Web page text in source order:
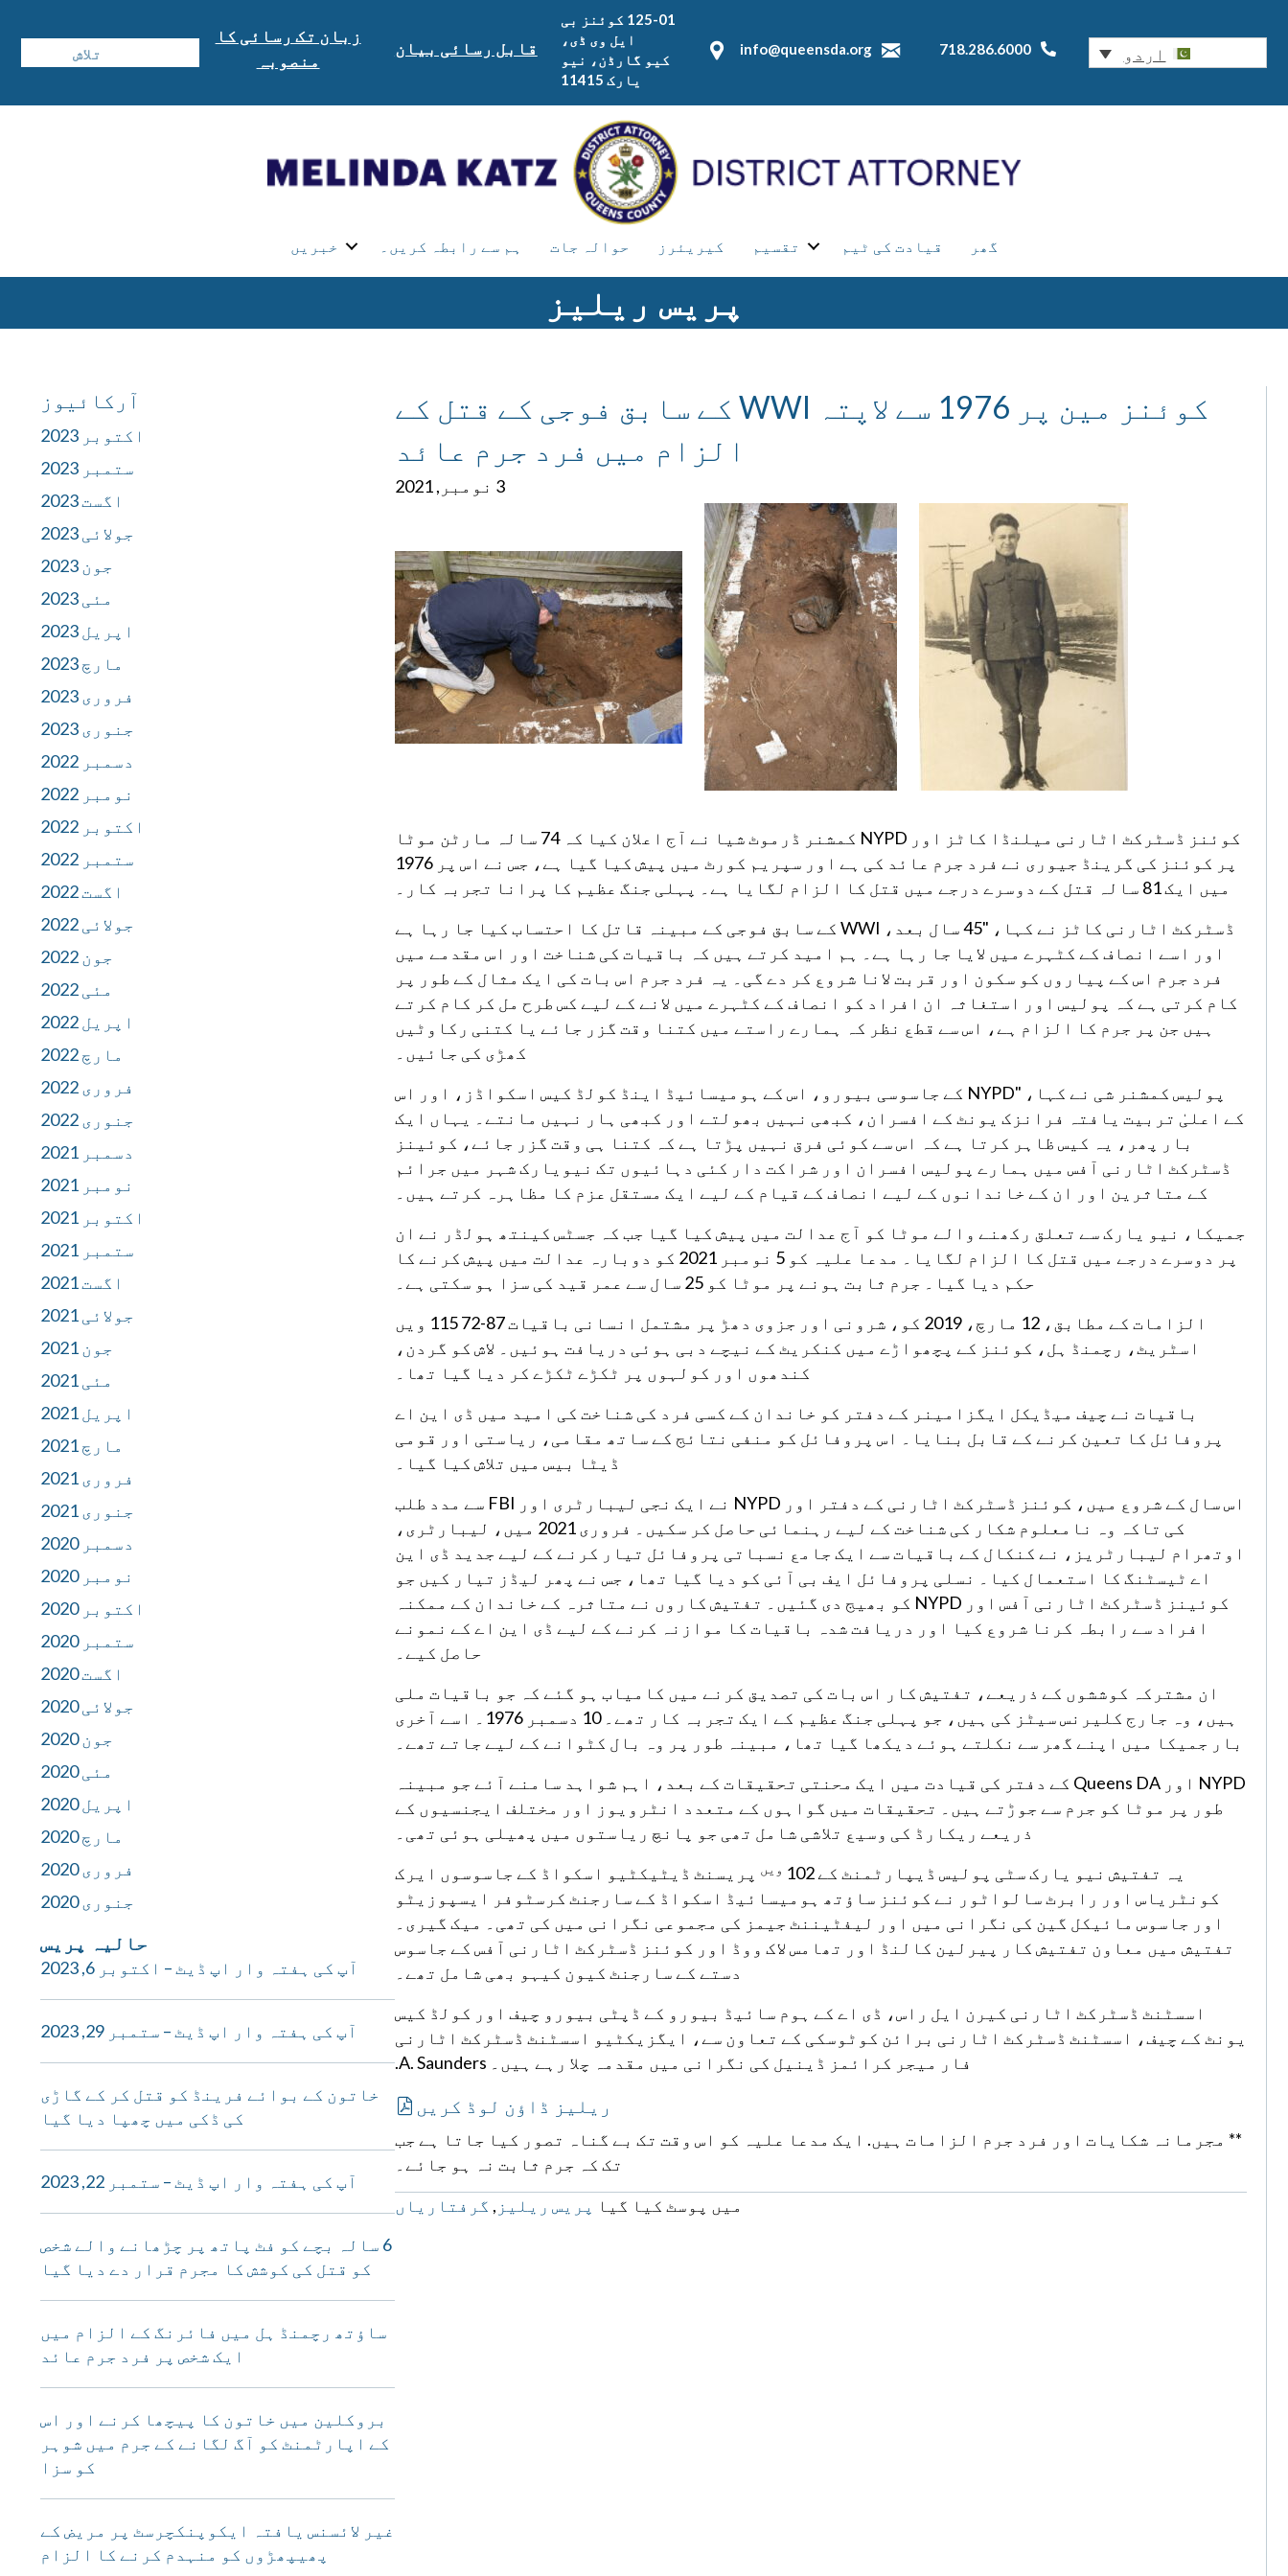
اردو 718.286.6000
info@queensda.org
125-01 کوئنز بی
ایل وی ڈی،
کیو گارڈن، نیو
یارک 11415
قابل رسائی بیان
زبان تک رسائی کا
منصوبہ
گھر قیادت کی ٹیم تقسیم کیریئرز حوالہ جات ہم سے رابطہ کریں۔ خبریں
پریس ریلیز
کوئنز مین پر 1976 سے لاپتہ WWI کے سابق فوجی کے قتل کے
الزام میں فرد جرم عائد
3 نومبر, 2021
کوئنز ڈسٹرکٹ اٹارنی میلنڈا کاٹز اور NYPD کمشنر ڈرموٹ شیا نے آج اعلان کیا کہ 74 سالہ مارٹن موٹا
پر کوئنز کی گرینڈ جیوری نے فرد جرم عائد کی ہے اور سپریم کورٹ میں پیش کیا گیا ہے، جس نے اس پر 1976
میں ایک 81 سالہ قتل کے دوسرے درجے میں قتل کا الزام لگایا ہے۔ پہلی جنگ عظیم کا پرانا تجربہ کار۔
ڈسٹرکٹ اٹارنی کاٹز نے کہا، "45 سال بعد، WWI کے سابق فوجی کے مبینہ قاتل کا احتساب کیا جا رہا ہے
اور اسے انصاف کے کٹہرے میں لایا جا رہا ہے۔ ہم امید کرتے ہیں کہ باقیات کی شناخت اور اس مقدمے میں
فرد جرم اس کے پیاروں کو سکون اور قربت لانا شروع کر دے گی۔ یہ فرد جرم اس بات کی ایک مثال کے طور پر
کام کرتی ہے کہ پولیس اور استغاثہ ان افراد کو انصاف کے کٹہرے میں لانے کے لیے کس طرح مل کر کام کرتے
ہیں جن پر جرم کا الزام ہے، اس سے قطع نظر کہ ہمارے راستے میں کتنا وقت گزر جائے یا کتنی رکاوٹیں
کھڑی کی جائیں۔
پولیس کمشنر شی نے کہا، "NYPD کے جاسوسی بیورو، اس کے ہومیسائیڈ اینڈ کولڈ کیس اسکواڈز، اور اس
کے اعلیٰ تربیت یافتہ فرانزک یونٹ کے افسران، کبھی نہیں بھولتے اور کبھی ہار نہیں مانتے۔ یہاں ایک
بار پھر، یہ کیس ظاہر کرتا ہے کہ اس سے کوئی فرق نہیں پڑتا ہے کہ کتنا ہی وقت گزر جائے، کوئینز
ڈسٹرکٹ اٹارنی آفس میں ہمارے پولیس افسران اور شراکت دار کئی دہائیوں تک نیویارک شہر میں جرائم
کے متاثرین اور ان کے خاندانوں کے لیے انصاف کے قیام کے لیے ایک مستقل عزم کا مظاہرہ کرتے ہیں۔
جمیکا، نیو یارک سے تعلق رکھنے والے موٹا کو آج عدالت میں پیش کیا گیا جب کہ جسٹس کینتھ ہولڈر نے ان
پر دوسرے درجے میں قتل کا الزام لگایا۔ مدعا علیہ کو 5 نومبر 2021 کو دوبارہ عدالت میں پیش کرنے کا
حکم دیا گیا۔ جرم ثابت ہونے پر موٹا کو 25 سال سے عمر قید کی سزا ہو سکتی ہے۔
الزامات کے مطابق، 12 مارچ، 2019 کو، شرونی اور جزوی دھڑ پر مشتمل انسانی باقیات 87-72 115 ویں
اسٹریٹ، رچمنڈ ہل، کوئنز کے پچھواڑے میں کنکریٹ کے نیچے دبی ہوئی دریافت ہوئیں۔ لاش کو گردن،
کندھوں اور کولہوں پر ٹکڑے ٹکڑے کر دیا گیا تھا۔
باقیات نے چیف میڈیکل ایگزامینر کے دفتر کو خاندان کے کسی فرد کی شناخت کی امید میں ڈی این اے
پروفائل کا تعین کرنے کے قابل بنایا۔ اس پروفائل کو منفی نتائج کے ساتھ مقامی، ریاستی اور قومی
ڈیٹا بیس میں تلاش کیا گیا۔
اس سال کے شروع میں، کوئنز ڈسٹرکٹ اٹارنی کے دفتر اور NYPD نے ایک نجی لیبارٹری اور FBI سے مدد طلب
کی تاکہ وہ نامعلوم شکار کی شناخت کے لیے رہنمائی حاصل کر سکیں۔ فروری 2021 میں، لیبارٹری،
اوتھرام لیبارٹریز، نے کنکال کے باقیات سے ایک جامع نسباتی پروفائل تیار کرنے کے لیے جدید ڈی این
اے ٹیسٹنگ کا استعمال کیا۔ نسلی پروفائل ایف بی آئی کو دیا گیا تھا، جس نے پھر لیڈز تیار کیں جو
کوئینز ڈسٹرکٹ اٹارنی آفس اور NYPD کو بھیج دی گئیں۔ تفتیش کاروں نے متاثرہ کے خاندان کے ممکنہ
افراد سے رابطہ کرنا شروع کیا اور دریافت شدہ باقیات کا موازنہ کرنے کے لیے ڈی این اے کے نمونے
حاصل کیے۔
ان مشترکہ کوششوں کے ذریعے، تفتیش کار اس بات کی تصدیق کرنے میں کامیاب ہو گئے کہ جو باقیات ملی
ہیں، وہ جارج کلیرنس سیٹز کی ہیں، جو پہلی جنگ عظیم کے ایک تجربہ کار تھے۔ 10 دسمبر 1976۔ اسے آخری
بار جمیکا میں اپنے گھر سے نکلتے ہوئے دیکھا گیا تھا، مبینہ طور پر وہ بال کٹوانے کے لیے جاتے تھے۔
NYPD اور Queens DA کے دفتر کی قیادت میں ایک محنتی تحقیقات کے بعد، اہم شواہد سامنے آئے جو مبینہ
طور پر موٹا کو جرم سے جوڑتے ہیں۔ تحقیقات میں گواہوں کے متعدد انٹرویوز اور مختلف ایجنسیوں کے
ذریعے ریکارڈ کی وسیع تلاشی شامل تھی جو پانچ ریاستوں میں پھیلی ہوئی تھی۔
یہ تفتیش نیو یارک سٹی پولیس ڈیپارٹمنٹ کے 102
ویں پریسنٹ ڈیٹیکٹیو اسکواڈ کے جاسوسوں ایرک
کونٹریاس اور رابرٹ سالواٹور نے کوئنز ساؤتھ ہومیسائیڈ اسکواڈ کے سارجنٹ کرسٹوفر ایسپوزیٹو
اور جاسوس مائیکل گین کی نگرانی میں اور لیفٹیننٹ جیمز کی مجموعی نگرانی میں کی تھی۔ میک گیری۔
تفتیش میں معاون تفتیش کار پیرلین کالنڈ اور تھامس لاک ووڈ اور کوئنز ڈسٹرکٹ اٹارنی آفس کے جاسوس
دستے کے سارجنٹ کیون کیہو بھی شامل تھے۔
اسسٹنٹ ڈسٹرکٹ اٹارنی کیرن ایل راس، ڈی اے کے ہوم سائیڈ بیورو کے ڈپٹی بیورو چیف اور کولڈ کیس
یونٹ کے چیف، اسسٹنٹ ڈسٹرکٹ اٹارنی برائن کوٹوسکی کے تعاون سے، ایگزیکٹیو اسسٹنٹ ڈسٹرکٹ اٹارنی
فار میجر کرائمز ڈینیل کی نگرانی میں مقدمہ چلا رہے ہیں۔ A. Saunders.
ریلیز ڈاؤن لوڈ کریں
** مجرمانہ شکایات اور فرد جرم الزامات ہیں. ایک مدعا علیہ کو اس وقت تک بے گناہ تصور کیا جاتا ہے جب
تک کہ جرم ثابت نہ ہو جائے۔
میں پوسٹ کیا گیا پریس ریلیز , گرفتاریاں
آرکائیوز
اکتوبر 2023
ستمبر 2023
اگست 2023
جولائی 2023
جون 2023
مئی 2023
اپریل 2023
مارچ 2023
فروری 2023
جنوری 2023
دسمبر 2022
نومبر 2022
اکتوبر 2022
ستمبر 2022
اگست 2022
جولائی 2022
جون 2022
مئی 2022
اپریل 2022
مارچ 2022
فروری 2022
جنوری 2022
دسمبر 2021
نومبر 2021
اکتوبر 2021
ستمبر 2021
اگست 2021
جولائی 2021
جون 2021
مئی 2021
اپریل 2021
مارچ 2021
فروری 2021
جنوری 2021
دسمبر 2020
نومبر 2020
اکتوبر 2020
ستمبر 2020
اگست 2020
جولائی 2020
جون 2020
مئی 2020
اپریل 2020
مارچ 2020
فروری 2020
جنوری 2020
حالیہ پریس
آپ کی ہفتہ وار اپ ڈیٹ – اکتوبر 6, 2023
آپ کی ہفتہ وار اپ ڈیٹ – ستمبر 29, 2023
خاتون کے بوائے فرینڈ کو قتل کر کے گاڑی
کی ڈکی میں چھپا دیا گیا
آپ کی ہفتہ وار اپ ڈیٹ – ستمبر 22, 2023
6 سالہ بچے کو فٹ پاتھ پر چڑھانے والے شخص
کو قتل کی کوشش کا مجرم قرار دے دیا گیا
ساؤتھ رچمنڈ ہل میں فائرنگ کے الزام میں
ایک شخص پر فرد جرم عائد
بروکلین میں خاتون کا پیچھا کرنے اور اس
کے اپارٹمنٹ کو آگ لگانے کے جرم میں شوہر
کو سزا
غیر لائسنس یافتہ ایکوپنکچرسٹ پر مریض کے
پھیپھڑوں کو منہدم کرنے کا الزام